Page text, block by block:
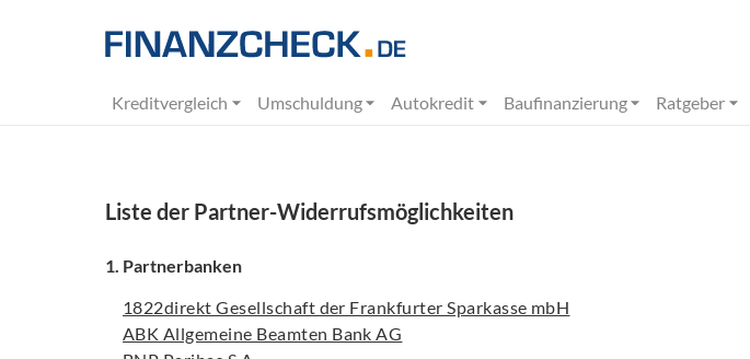
Kreditvergleich Umschuldung Autokredit Baufinanzierung Ratgeber
Liste der Partner-Widerrufsmöglichkeiten
1. Partnerbanken
1822direkt Gesellschaft der Frankfurter Sparkasse mbH
ABK Allgemeine Beamten Bank AG